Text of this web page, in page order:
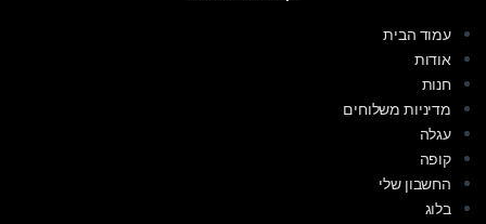
עמוד הבית
אודות
חנות
מדיניות משלוחים
עגלה
קופה
החשבון שלי
בלוג